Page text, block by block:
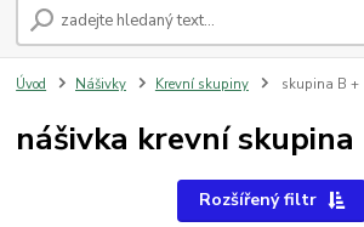
Úvod Nášivky Krevní skupiny skupina B +
nášivka krevní skupina
Rozšířený filtr